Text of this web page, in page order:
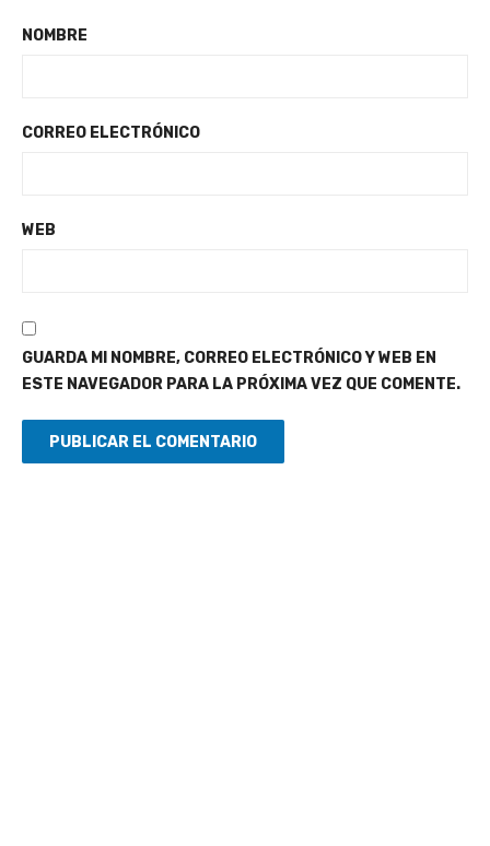
NOMBRE
CORREO ELECTRÓNICO
WEB
GUARDA MI NOMBRE, CORREO ELECTRÓNICO Y WEB EN
ESTE NAVEGADOR PARA LA PRÓXIMA VEZ QUE COMENTE.